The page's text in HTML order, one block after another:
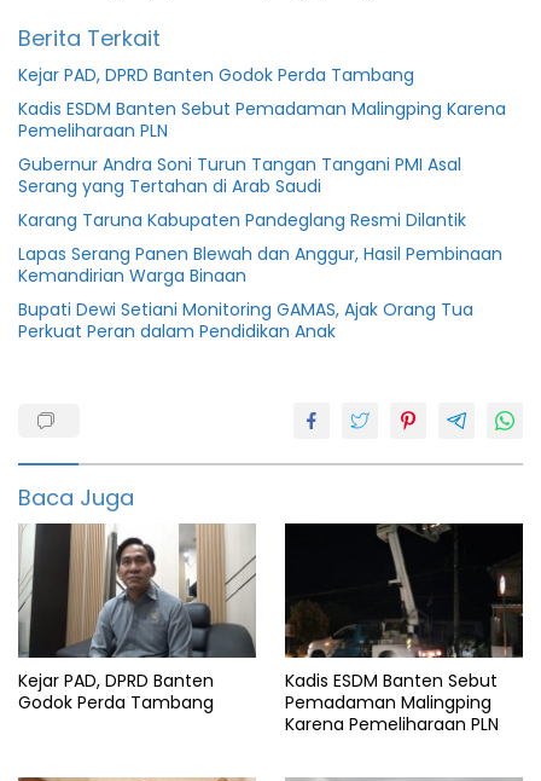
Berita Terkait
Kejar PAD, DPRD Banten Godok Perda Tambang
Kadis ESDM Banten Sebut Pemadaman Malingping Karena
Pemeliharaan PLN
Gubernur Andra Soni Turun Tangan Tangani PMI Asal
Serang yang Tertahan di Arab Saudi
Karang Taruna Kabupaten Pandeglang Resmi Dilantik
Lapas Serang Panen Blewah dan Anggur, Hasil Pembinaan
Kemandirian Warga Binaan
Bupati Dewi Setiani Monitoring GAMAS, Ajak Orang Tua
Perkuat Peran dalam Pendidikan Anak
digital
Demokrat
Digitalisasi
DPR
RI
featured
Info
digital
Baca Juga
Kejar PAD, DPRD Banten
Godok Perda Tambang
Kadis ESDM Banten Sebut
Pemadaman Malingping
Karena Pemeliharaan PLN